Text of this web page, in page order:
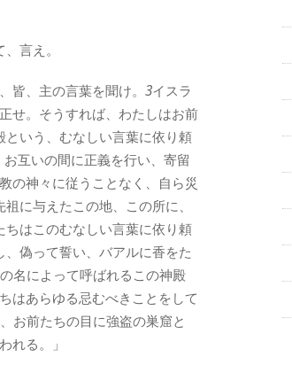
言え。
皆、主の言葉を聞け。 3イスラ
せ。そうすれば、わたしはお前
いう、むなしい言葉に依り頼
互いの間に正義を行い、寄留
の神々に従うことなく、自ら災
に与えたこの地、この所に、
ちはこのむなしい言葉に依り頼
、偽って誓い、バアルに香をた
名によって呼ばれるこの神殿
はあらゆる忌むべきことをして
お前たちの目に強盗の巣窟と
れる。」